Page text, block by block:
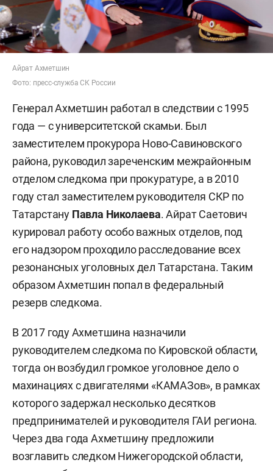
Айрат Ахметшин
Фото: пресс-служба СК России
Генерал Ахметшин работал в следствии с 1995
года — с университетской скамьи. Был
заместителем прокурора Ново-Савиновского
района, руководил зареченским межрайонным
отделом следкома при прокуратуре, а в 2010
году стал заместителем руководителя СКР по
Татарстану Павла Николаева. Айрат Саетович
курировал работу особо важных отделов, под
его надзором проходило расследование всех
резонансных уголовных дел Татарстана. Таким
образом Ахметшин попал в федеральный
резерв следкома.
В 2017 году Ахметшина назначили
руководителем следкома по Кировской области,
тогда он возбудил громкое уголовное дело о
махинациях с двигателями «КАМАЗов», в рамках
которого задержал несколько десятков
предпринимателей и руководителя ГАИ региона.
Через два года Ахметшину предложили
возглавить следком Нижегородской области,